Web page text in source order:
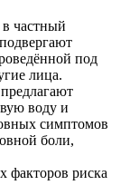
частный
под
лица.
воду и
симптомов
боли,
риска